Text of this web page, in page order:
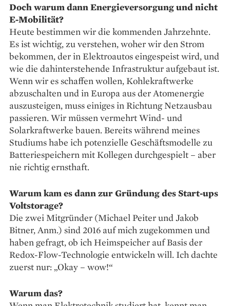
Doch warum dann Energieversorgung und nicht
E-Mobilität?
Heute bestimmen wir die kommenden Jahrzehnte.
Es ist wichtig, zu verstehen, woher wir den Strom
bekommen, der in Elektroautos eingespeist wird, und
wie die dahinterstehende Infrastruktur aufgebaut ist.
Wenn wir es schaffen wollen, Kohlekraftwerke
abzuschalten und in Europa aus der Atom­energie
auszusteigen, muss einiges in Richtung Netzausbau
passieren. Wir müssen vermehrt Wind- und
Solarkraftwerke bauen. Bereits während meines
Studiums habe ich potenzielle Geschäftsmodelle zu
Batteriespeichern mit Kollegen durch­gespielt – aber
nie richtig ernsthaft.
Warum kam es dann zur Gründung des Start-ups
Voltstorage?
Die zwei Mitgründer (Michael Peiter und Jakob
Bitner, Anm.) sind 2016 auf mich zugekommen und
haben gefragt, ob ich Heimspeicher auf Basis der
Redox-Flow-Technologie entwickeln will. Ich dachte
zuerst nur: „Okay – wow!“
Warum das?